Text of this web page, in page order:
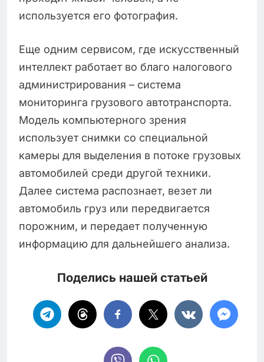
используется его фотография.
Еще одним сервисом, где искусственный
интеллект работает во благо налогового
администрирования – система
мониторинга грузового автотранспорта.
Модель компьютерного зрения
использует снимки со специальной
камеры для выделения в потоке грузовых
автомобилей среди другой техники.
Далее система распознает, везет ли
автомобиль груз или передвигается
порожним, и передает полученную
информацию для дальнейшего анализа.
Поделись нашей статьей